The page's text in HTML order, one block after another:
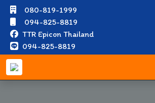
080-819-1999
094-825-8819
TTR Epicon Thailand
094-825-8819